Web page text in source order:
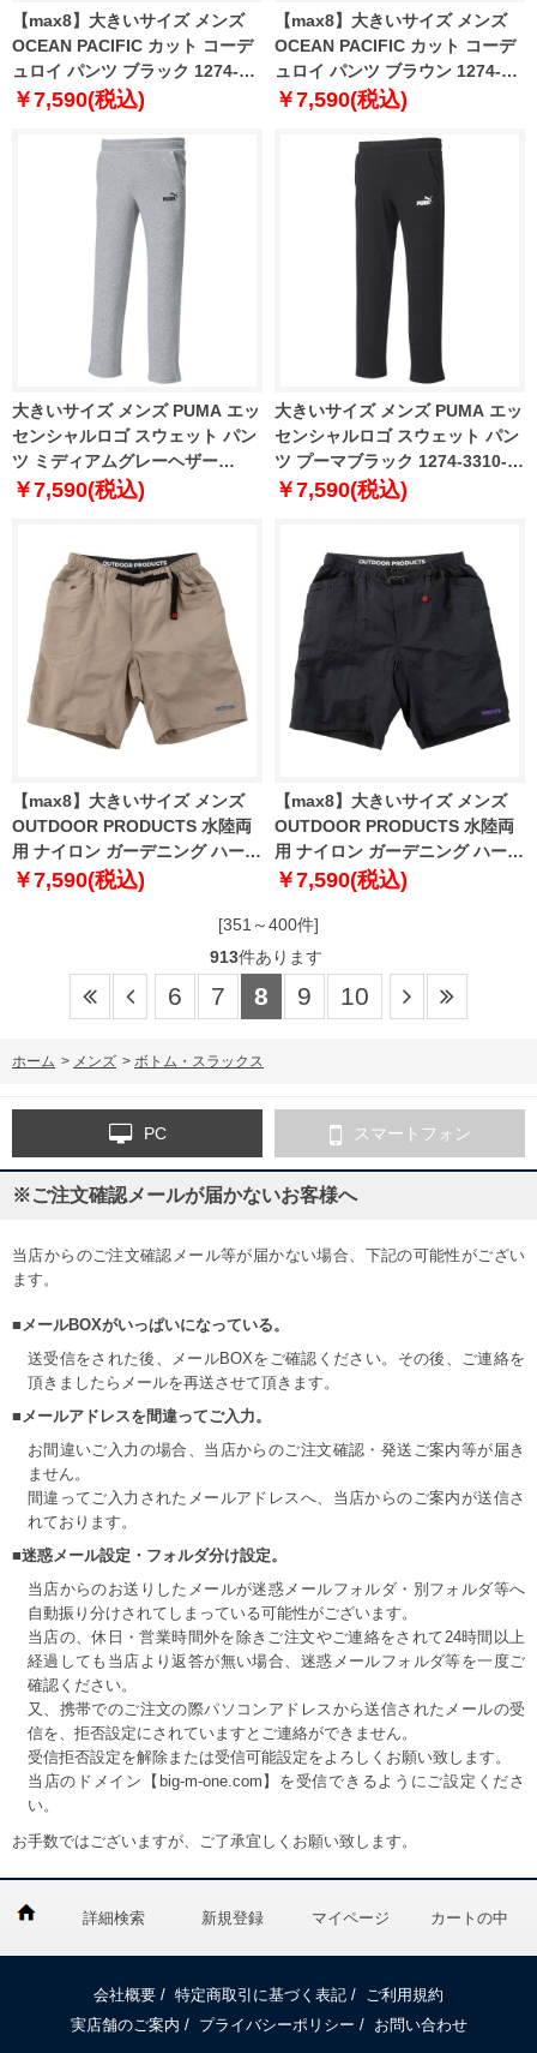
【max8】大きいサイズ メンズ
OCEAN PACIFIC カット コーデ
ュロイ パンツ ブラック 1274-
4325-2 3L 4L 5L 6L 8L
￥7,590(税込)
【max8】大きいサイズ メンズ
OCEAN PACIFIC カット コーデ
ュロイ パンツ ブラウン 1274-
4325-3 3L 4L 5L 6L 8L
￥7,590(税込)
大きいサイズ メンズ PUMA エッ
センシャルロゴ スウェット パン
ツ ミディアムグレーヘザー
1274-3310-1 2XL 3XL 4XL
￥7,590(税込)
大きいサイズ メンズ PUMA エッ
センシャルロゴ スウェット パン
ツ プーマブラック 1274-3310-2
2XL 3XL 4XL
￥7,590(税込)
【max8】大きいサイズ メンズ
OUTDOOR PRODUCTS 水陸両
用 ナイロン ガーデニング ハーフ
パンツ ベージュ 1254-5220-1 3L
￥7,590(税込)
【max8】大きいサイズ メンズ
OUTDOOR PRODUCTS 水陸両
用 ナイロン ガーデニング ハーフ
パンツ ブラック 1254-5220-2 3L
￥7,590(税込)
[351～400件]
913件あります
6 7 8 9 10
ホーム > メンズ > ボトム・スラックス
PC スマートフォン
※ご注文確認メールが届かないお客様へ
当店からのご注文確認メール等が届かない場合、下記の可能性がござい
ます。
■メールBOXがいっぱいになっている。
送受信をされた後、メールBOXをご確認ください。その後、ご連絡を
頂きましたらメールを再送させて頂きます。
■メールアドレスを間違ってご入力。
お間違いご入力の場合、当店からのご注文確認・発送ご案内等が届き
ません。
間違ってご入力されたメールアドレスへ、当店からのご案内が送信さ
れております。
■迷惑メール設定・フォルダ分け設定。
当店からのお送りしたメールが迷惑メールフォルダ・別フォルダ等へ
自動振り分けされてしまっている可能性がございます。
当店の、休日・営業時間外を除きご注文やご連絡をされて24時間以上
経過しても当店より返答が無い場合、迷惑メールフォルダ等を一度ご
確認ください。
又、携帯でのご注文の際パソコンアドレスから送信されたメールの受
信を、拒否設定にされていますとご連絡ができません。
受信拒否設定を解除または受信可能設定をよろしくお願い致します。
当店のドメイン【big-m-one.com】を受信できるようにご設定くださ
い。
お手数ではございますが、ご了承宜しくお願い致します。
詳細検索 新規登録 マイページ カートの中
会社概要 / 特定商取引に基づく表記 /
ご利用規約
実店舗のご案内 / プライバシーポリシー / お問い合わせ